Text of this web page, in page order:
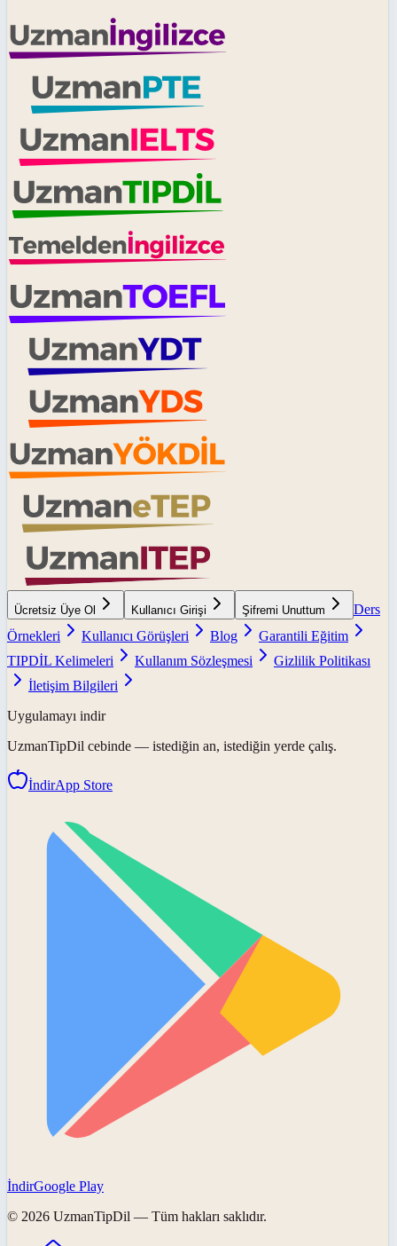
Ücretsiz Üye Ol Kullanıcı Girişi Şifremi Unuttum
Ders
Örnekleri
Kullanıcı Görüşleri Blog
Garantili Eğitim
TIPDİL Kelimeleri
Kullanım Sözleşmesi
Gizlilik Politikası
İletişim Bilgileri
Uygulamayı indir
UzmanTipDil cebinde — istediğin an, istediğin yerde çalış.
İndirApp Store
İndirGoogle Play
© 2026 UzmanTipDil — Tüm hakları saklıdır.